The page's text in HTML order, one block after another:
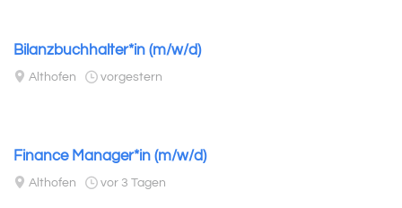
Bilanzbuchhalter*in (m/w/d)
Althofen vorgestern
Finance Manager*in (m/w/d)
Althofen vor 3 Tagen